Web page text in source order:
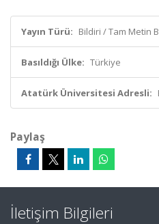
Yayın Türü: Bildiri / Tam Metin
Basıldığı Ülke: Türkiye
Atatürk Üniversitesi Adresli:
Paylaş
İletişim Bilgileri